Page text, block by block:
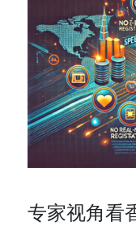
专家视角看